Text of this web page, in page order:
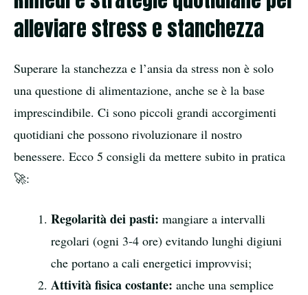
alleviare stress e stanchezza
Superare la stanchezza e l’ansia da stress non è solo
una questione di alimentazione, anche se è la base
imprescindibile. Ci sono piccoli grandi accorgimenti
quotidiani che possono rivoluzionare il nostro
benessere. Ecco 5 consigli da mettere subito in pratica
🚀:
Regolarità dei pasti: mangiare a intervalli
regolari (ogni 3-4 ore) evitando lunghi digiuni
che portano a cali energetici improvvisi;
Attività fisica costante: anche una semplice